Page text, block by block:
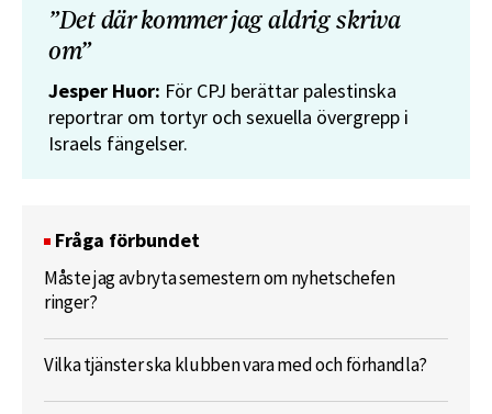
”Det där kommer jag aldrig skriva
om”
Jesper Huor: För CPJ berättar palestinska
reportrar om tortyr och sexuella övergrepp i
Israels fängelser.
Fråga förbundet
Måste jag avbryta semestern om nyhetschefen
ringer?
Vilka tjänster ska klubben vara med och förhandla?